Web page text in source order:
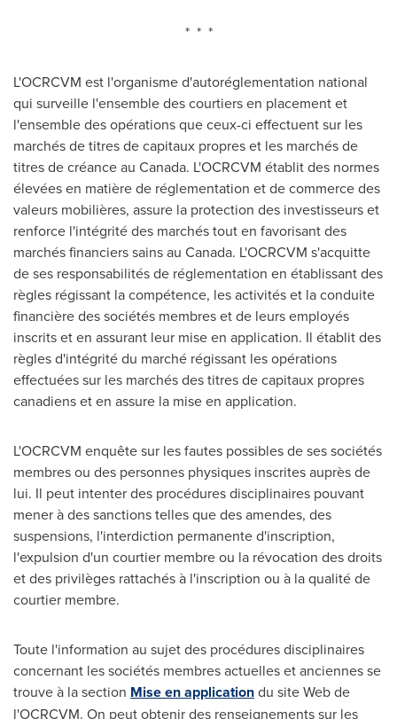
* * *
L'OCRCVM est l'organisme d'autoréglementation national
qui surveille l'ensemble des courtiers en placement et
l'ensemble des opérations que ceux-ci effectuent sur les
marchés de titres de capitaux propres et les marchés de
titres de créance au Canada. L'OCRCVM établit des normes
élevées en matière de réglementation et de commerce des
valeurs mobilières, assure la protection des investisseurs et
renforce l'intégrité des marchés tout en favorisant des
marchés financiers sains au Canada. L'OCRCVM s'acquitte
de ses responsabilités de réglementation en établissant des
règles régissant la compétence, les activités et la conduite
financière des sociétés membres et de leurs employés
inscrits et en assurant leur mise en application. Il établit des
règles d'intégrité du marché régissant les opérations
effectuées sur les marchés des titres de capitaux propres
canadiens et en assure la mise en application.
L'OCRCVM enquête sur les fautes possibles de ses sociétés
membres ou des personnes physiques inscrites auprès de
lui. Il peut intenter des procédures disciplinaires pouvant
mener à des sanctions telles que des amendes, des
suspensions, l'interdiction permanente d'inscription,
l'expulsion d'un courtier membre ou la révocation des droits
et des privilèges rattachés à l'inscription ou à la qualité de
courtier membre.
Toute l'information au sujet des procédures disciplinaires
concernant les sociétés membres actuelles et anciennes se
trouve à la section Mise en applicationdu site Web de
l'OCRCVM. On peut obtenir des renseignements sur les